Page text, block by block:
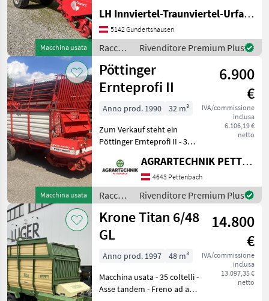
Macchina usata
zuverlässiges
landwirtschaftliches Gerät,
das im Jahr 1998 gebaut
wurde. Mit einem Volumen
von 30 m³ ist d
LH Innviertel-Traunviertel-Urfahr eGen, Gundertshausen
5142 Gundertshausen
Raccolta
mangimi
/
Mengele
Rivenditore Premium Plus
Macchina usata
Pöttinger
Ernteprofi II
6.900
€
IVA/commissione
inclusa
6.106,19 €
netto
Anno prod. 1990
32 m³
Zum Verkauf steht ein
Pöttinger Ernteprofi II - 31
Dosierwalzen -
hydraulischer
Kratzbodenantrieb -
hydraulischer Aufbau -
Einzelmessersi
AGRARTECHNIK PETTENBACH GMBH
4643 Pettenbach
Raccolta
mangimi
/
Pöttinger
Rivenditore Premium Plus
Krone Titan 6/48
GL
14.800
€
IVA/commissione
inclusa
13.097,35 €
netto
Anno prod. 1997
48 m³
Macchina usata - 35 coltelli -
Asse tandem - Freno ad aria